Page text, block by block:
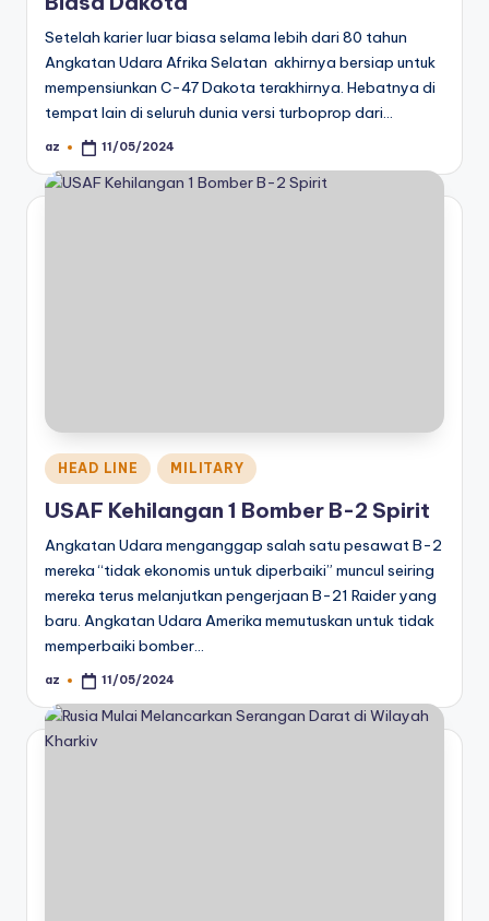
Setelah karier luar biasa selama lebih dari 80 tahun
Angkatan Udara Afrika Selatan akhirnya bersiap untuk
mempensiunkan C-47 Dakota terakhirnya. Hebatnya di
tempat lain di seluruh dunia versi turboprop dari…
Posted
az 11/05/2024
Posted
in
HEAD LINE MILITARY
USAF Kehilangan 1 Bomber B-2 Spirit
Angkatan Udara menganggap salah satu pesawat B-2
mereka “tidak ekonomis untuk diperbaiki” muncul seiring
mereka terus melanjutkan pengerjaan B-21 Raider yang
baru. Angkatan Udara Amerika memutuskan untuk tidak
memperbaiki bomber…
Posted
az 11/05/2024